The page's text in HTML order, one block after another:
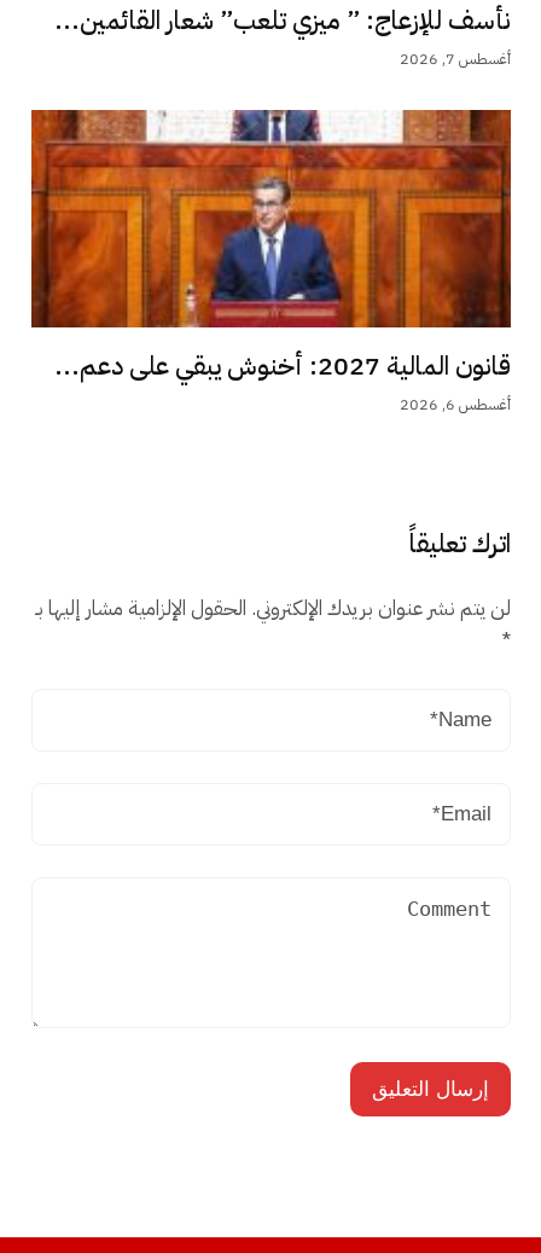
نأسف للإزعاج: ” ميزي تلعب” شعار القائمين...
أغسطس 7, 2026
قانون المالية 2027: أخنوش يبقي على دعم...
أغسطس 6, 2026
اترك تعليقاً
لن يتم نشر عنوان بريدك الإلكتروني. الحقول الإلزامية مشار إليها بـ
*